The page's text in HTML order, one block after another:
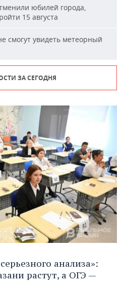
юбилей города,
15 августа
смогут увидеть метеорный
ЗА СЕГОДНЯ
анализа»:
растут, а ОГЭ —